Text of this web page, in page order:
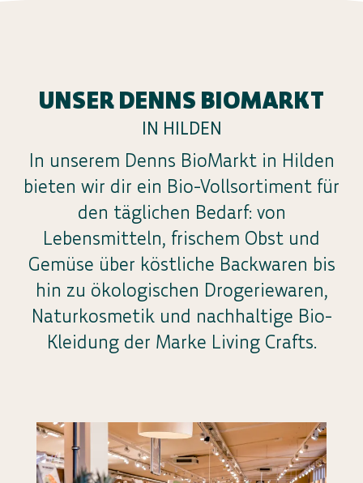
UNSER DENNS BIOMARKT
IN HILDEN
In unserem Denns BioMarkt in Hilden
bieten wir dir ein Bio-Vollsortiment für
den täglichen Bedarf: von
Lebensmitteln, frischem Obst und
Gemüse über köstliche Backwaren bis
hin zu ökologischen Drogeriewaren,
Naturkosmetik und nachhaltige Bio-
Kleidung der Marke Living Crafts.